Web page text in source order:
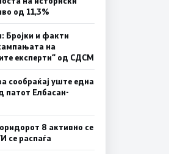
од 11,3%
Бројки и факти
на
експерти“ од СДСM
сообраќај уште една
патот Елбасан-
8 активно се
се распаѓа